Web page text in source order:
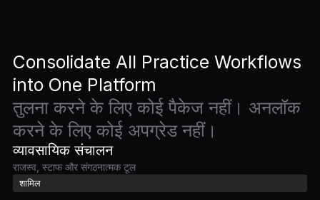
Consolidate All Practice Workflows
into One Platform
तुलना करने के लिए कोई पैकेज नहीं। अनलॉक
करने के लिए कोई अपग्रेड नहीं।
व्यावसायिक संचालन
राजस्व, स्टाफ और संगठनात्मक टूल
शामिल